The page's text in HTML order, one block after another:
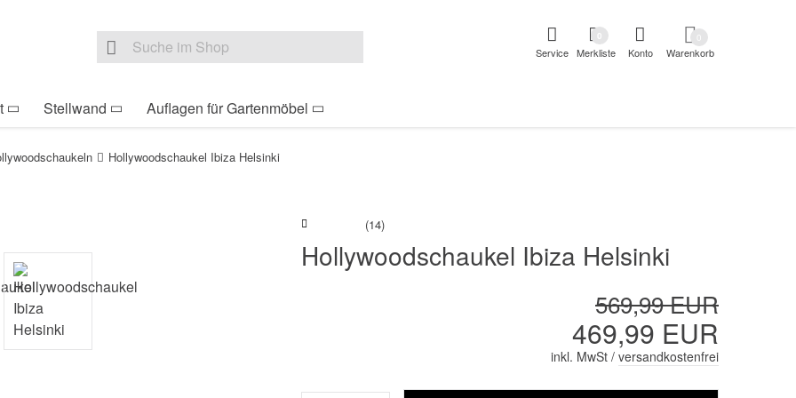
Suche nach
Service Merkliste
0
Konto Warenkorb
Stellwand Auflagen für Gartenmöbel
Hollywoodschaukel Ibiza Helsinki
(14)
Hollywoodschaukel Ibiza Helsinki
569,99 EUR
469,99 EUR
inkl. MwSt / versandkostenfrei